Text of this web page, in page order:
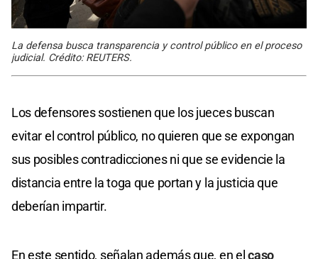
La defensa busca transparencia y control público en el proceso
judicial. Crédito: REUTERS.
Los defensores sostienen que los jueces buscan
evitar el control público, no quieren que se expongan
sus posibles contradicciones ni que se evidencie la
distancia entre la toga que portan y la justicia que
deberían impartir.
En este sentido, señalan además que, en elcaso